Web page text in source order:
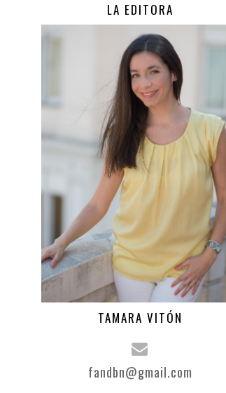
LA EDITORA
TAMARA VITÓN
fandbn@gmail.com